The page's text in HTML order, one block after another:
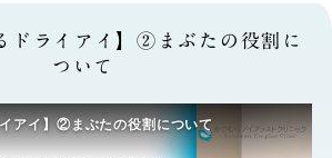
ドライアイ】②まぶたの役割に
ついて
アイ】②まぶたの役割について